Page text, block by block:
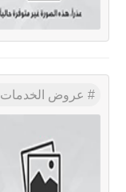
عروض الخدمات